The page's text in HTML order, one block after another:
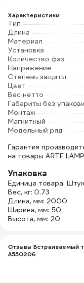
Характеристики
Тип
Длина
Материал
Установка
Количество фаз
Напряжение
Степень защиты
Цвет
Вес нетто
Габариты без
Монтаж
Магнитный
Модельный ряд
Гарантия
на товары ARTE LAMP
Упаковка
Единица товара:
Вес, кг: 0.73
Длина, мм: 2000
Ширина, мм: 50
Высота, мм: 20
Отзывы Встраиваемый
A550206